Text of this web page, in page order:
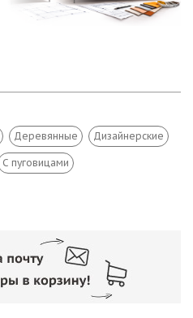
Деревянные Дизайнерские
С пуговицами